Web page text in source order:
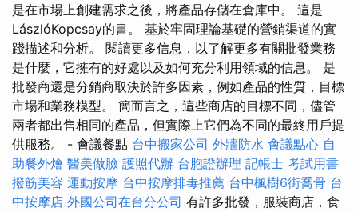
是在市場上創建需求之後，將產品存儲在倉庫中。 這是
LászlóKopcsay的書。 基於牢固理論基礎的營銷渠道的實
踐描述和分析。 閱讀更多信息，以了解更多有關批發業務
是什麼，它擁有的好處以及如何充分利用領域的信息。 是
批發商還是分銷商取決於許多因素，例如產品的性質，目標
市場和業務模型。 簡而言之，這些商店的目標不同，儘管
兩者都出售相同的產品，但實際上它們為不同的最終用戶提
供服務。 - 會議餐點 台中搬家公司 外牆防水 會議點心 自
助餐外燴 醫美做臉 護照代辦 台胞證辦理 記帳士 考試用書
撥筋美容 運動按摩 台中按摩排毒推薦 台中楓樹6街喬骨 台
中按摩店 外國公司在台分公司 有許多批發，服裝商店，食